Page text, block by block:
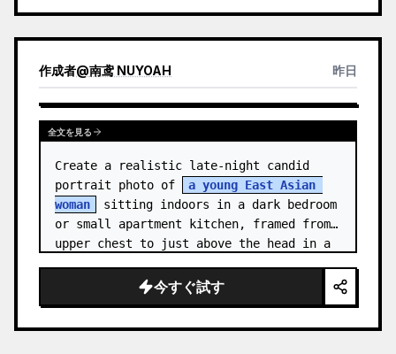
作成者@南鸢 NUYOAH 昨日
全文を見る
Create a realistic late-night candid
portrait photo of
a young East Asian
woman
sitting indoors in a dark bedroom
or small apartment kitchen, framed from
upper chest to just above the head in a
今すぐ試す